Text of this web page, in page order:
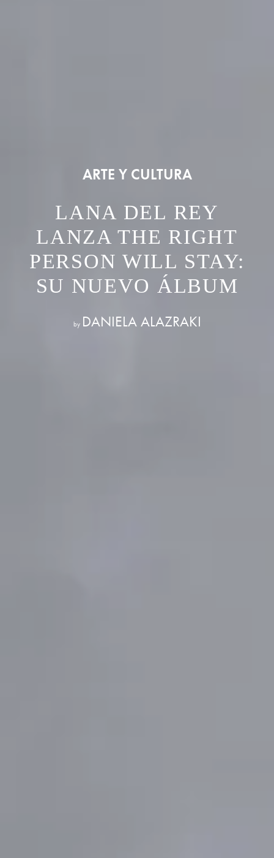
ARTE Y CULTURA
LANA DEL REY
LANZA THE RIGHT
PERSON WILL STAY:
SU NUEVO ÁLBUM
by DANIELA ALAZRAKI